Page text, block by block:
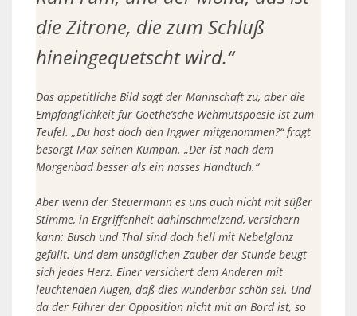
die Zitrone, die zum Schluß
hineingequetscht wird.“
Das appetitliche Bild sagt der Mannschaft zu, aber die
Empfänglichkeit für Goethe’sche Wehmutspoesie ist zum
Teufel. „Du hast doch den Ingwer mitgenommen?“ fragt
besorgt Max seinen Kumpan. „Der ist nach dem
Morgenbad besser als ein nasses Handtuch.“
Aber wenn der Steuermann es uns auch nicht mit süßer
Stimme, in Ergriffenheit dahinschmelzend, versichern
kann: Busch und Thal sind doch hell mit Nebelglanz
gefüllt. Und dem unsäglichen Zauber der Stunde beugt
sich jedes Herz. Einer versichert dem Anderen mit
leuchtenden Augen, daß dies wunderbar schön sei. Und
da der Führer der Opposition nicht mit an Bord ist, so